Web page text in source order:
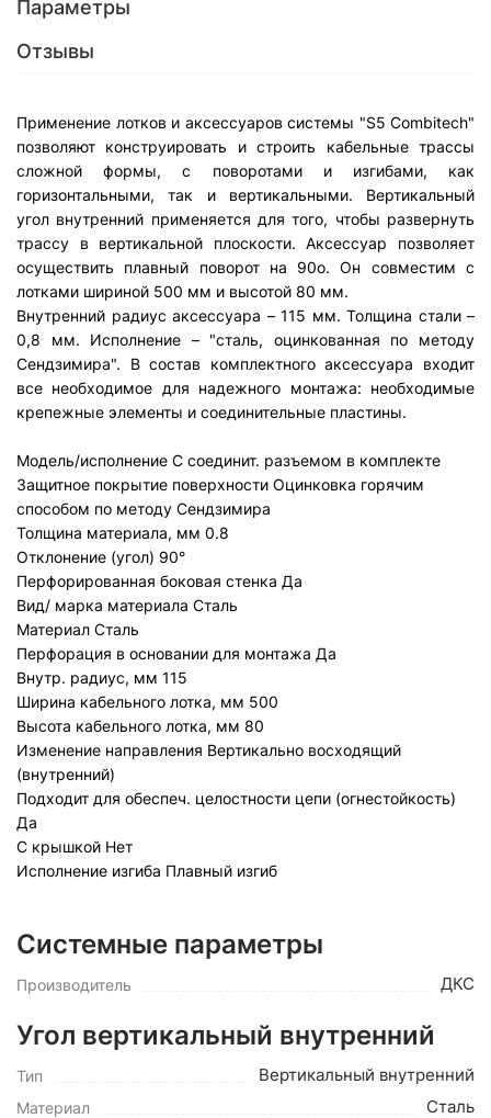
Параметры
Отзывы
Применение лотков и аксессуаров системы "S5 Combitech"
позволяют конструировать и строить кабельные трассы
сложной формы, с поворотами и изгибами, как
горизонтальными, так и вертикальными. Вертикальный
угол внутренний применяется для того, чтобы развернуть
трассу в вертикальной плоскости. Аксессуар позволяет
осуществить плавный поворот на 90о. Он совместим с
лотками шириной 500 мм и высотой 80 мм.
Внутренний радиус аксессуара – 115 мм. Толщина стали –
0,8 мм. Исполнение – "сталь, оцинкованная по методу
Сендзимира". В состав комплектного аксессуара входит
все необходимое для надежного монтажа: необходимые
крепежные элементы и соединительные пластины.
Модель/исполнение С соединит. разъемом в комплекте
Защитное покрытие поверхности Оцинковка горячим
способом по методу Сендзимира
Толщина материала, мм 0.8
Отклонение (угол) 90°
Перфорированная боковая стенка Да
Вид/ марка материала Сталь
Материал Сталь
Перфорация в основании для монтажа Да
Внутр. радиус, мм 115
Ширина кабельного лотка, мм 500
Высота кабельного лотка, мм 80
Изменение направления Вертикально восходящий
(внутренний)
Подходит для обеспеч. целостности цепи (огнестойкость)
Да
С крышкой Нет
Исполнение изгиба Плавный изгиб
Системные параметры
Производитель ДКС
Угол вертикальный внутренний
Тип Вертикальный внутренний
Материал Сталь